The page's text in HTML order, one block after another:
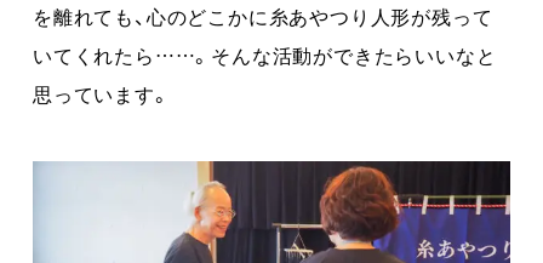
を離れても、心のどこかに糸あやつり人形が残って
いてくれたら……。そんな活動ができたらいいなと
思っています。